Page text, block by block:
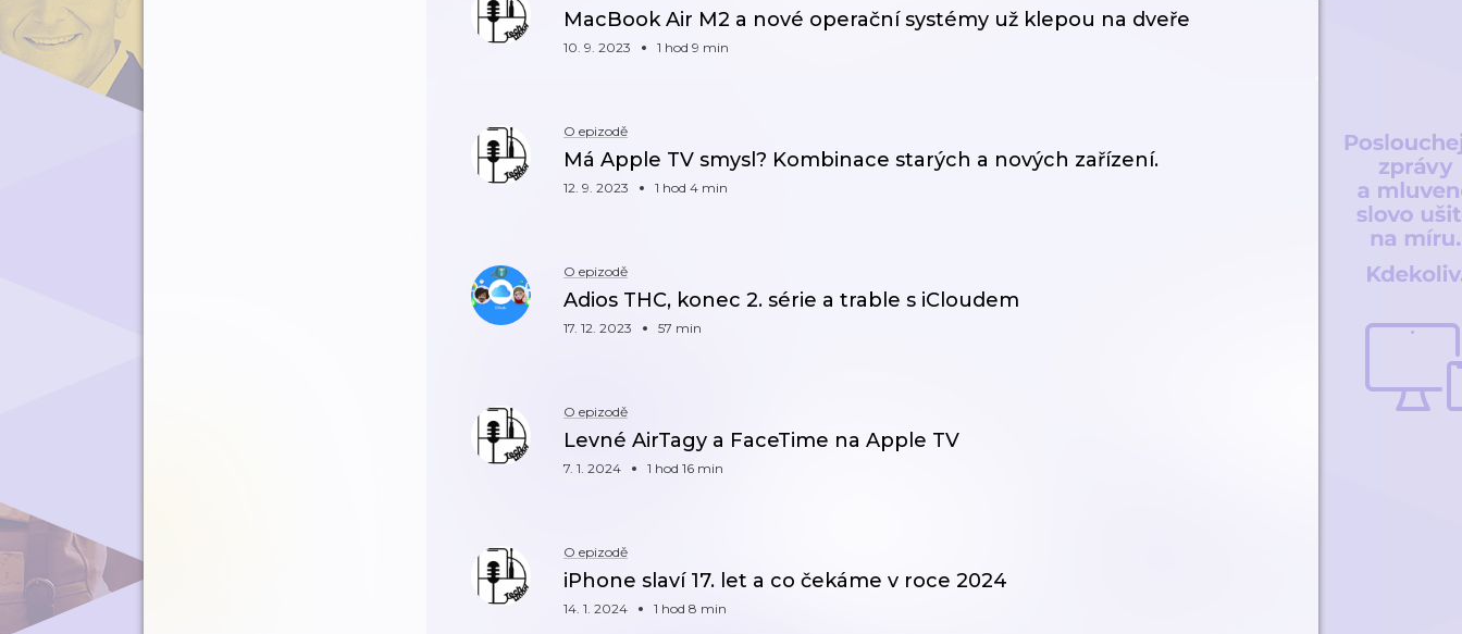
MacBook Air M2 a nové operační systémy už klepou na dveře
10. 9. 2023 1 hod 9 min
O epizodě
Má Apple TV smysl? Kombinace starých a nových zařízení.
12. 9. 2023 1 hod 4 min
O epizodě
Adios THC, konec 2. série a trable s iCloudem
17. 12. 2023 57 min
O epizodě
Levné AirTagy a FaceTime na Apple TV
7. 1. 2024 1 hod 16 min
O epizodě
iPhone slaví 17. let a co čekáme v roce 2024
14. 1. 2024 1 hod 8 min